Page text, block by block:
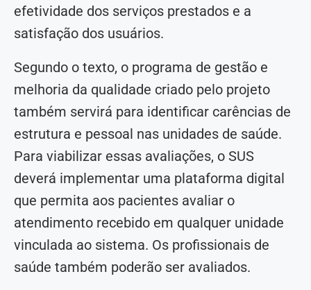
efetividade dos serviços prestados e a
satisfação dos usuários.
Segundo o texto, o programa de gestão e
melhoria da qualidade criado pelo projeto
também servirá para identificar carências de
estrutura e pessoal nas unidades de saúde.
Para viabilizar essas avaliações, o SUS
deverá implementar uma plataforma digital
que permita aos pacientes avaliar o
atendimento recebido em qualquer unidade
vinculada ao sistema. Os profissionais de
saúde também poderão ser avaliados.